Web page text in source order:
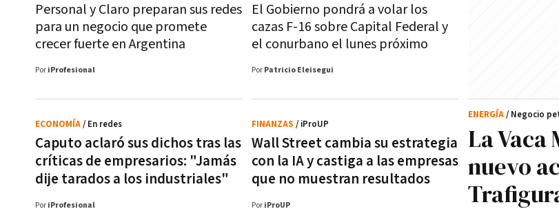
Personal y Claro preparan sus redes
para un negocio que promete
crecer fuerte en Argentina
Por iProfesional
El Gobierno pondrá a volar los
cazas F-16 sobre Capital Federal y
el conurbano el lunes próximo
Por Patricio Eleisegui
Caputo aclaró sus dichos tras las
críticas de empresarios: "Jamás
dije tarados a los industriales"
ECONOMÍA/ En redes
Por iProfesional
Wall Street cambia su estrategia
con la IA y castiga a las empresas
que no muestran resultados
FINANZAS / iProUP
Por iProUP
La Vaca
nuevo
ENERGÍA/ Negocio